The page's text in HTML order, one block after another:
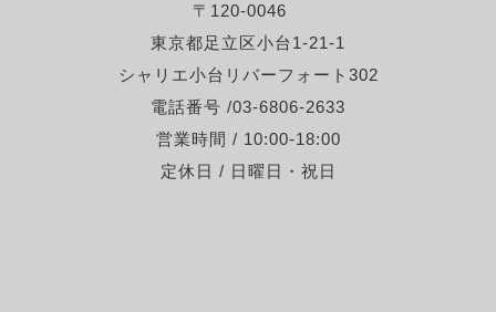
〒120-0046
東京都足立区小台1-21-1
シャリエ小台リバーフォート302
電話番号 /03-6806-2633
営業時間 / 10:00-18:00
定休日 / 日曜日・祝日